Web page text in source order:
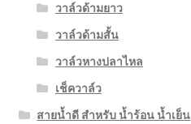
วาล์วด้ามยาว
วาล์วด้ามสั้น
วาล์วหางปลาไหล
เช็ควาล์ว
สายน้ำดี สำหรับ น้ำร้อน น้ำเย็น